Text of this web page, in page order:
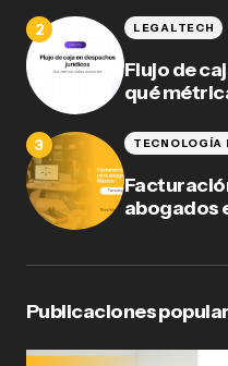
Flujo de
qué
LEGALTECH
abogados
TECNOLOGÍA
Publicaciones